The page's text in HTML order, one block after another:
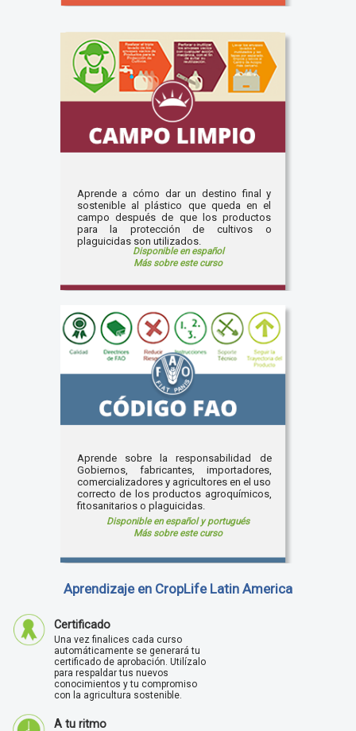
Aprende a cómo dar un destino final y
sostenible al plástico que queda en el
campo después de que los productos
para la protección de cultivos o
plaguicidas son utilizados.
Disponible en español
Más sobre este curso
Aprende sobre la responsabilidad de
Gobiernos, fabricantes, importadores,
comercializadores y agricultores en el uso
correcto de los productos agroquímicos,
fitosanitarios o plaguicidas.
Disponible en español y portugués
Más sobre este curso
Aprendizaje en CropLife Latin America
Certificado
Una vez finalices cada curso
automáticamente se generará tu
certificado de aprobación. Utilízalo
para respaldar tus nuevos
conocimientos y tu compromiso
con la agricultura sostenible.
A tu ritmo